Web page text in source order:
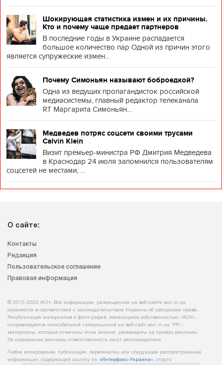
Шокирующая статистика измен и их причины.
Кто и почему чаще предает партнеров
В последние годы в Украине распадается
большое количество пар Одной из причин этого
является супружеские измен...
Почему Симоньян называют боброедкой?
Одна из ведущих пропагандисток российской
медиасистемы, главный редактор телеканала
RT Маргарита Симоньян...
Медведев потряс соцсети своими трусами
Calvin Klein
Визит премьер-министра РФ Дмитрия Медведева
в Краснодар 24 июля запомнился пользователям
соцсетей не местами, ...
О сайте:
Контакты
Редакция
Пользовательское соглашение
Правовая информация
© 2015-2020 АСН. Вся информация, размещенная на веб-сайте asn.in.ua,
охраняется в соответствии с законодательством Украины об авторском праве.
Републикация материалов и фотографий, являющихся собственностью «АСН»,
сопровождается кликабельной гиперссылкой на веб-сайт asn.іn.ua. PR –
материалы, которые отмечены этим знаком, размещены на правах рекламы.
За содержание рекламы ответственность несут рекламодатели.
Любое копирование, публикация, перепечатка или следующее распространение
информации, содержащей ссылку на «Интерфакс-Украина», строго